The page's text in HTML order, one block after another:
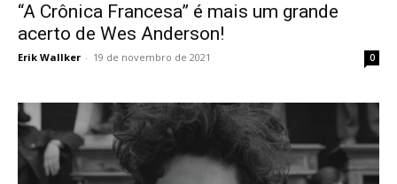
“A Crônica Francesa” é mais um grande
acerto de Wes Anderson!
Erik Wallker - 19 de novembro de 2021 0